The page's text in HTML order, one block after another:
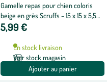
Gamelle repas pour chien coloris
beige en grès Scruffs – 15 x 15 x 5,5
cm
5,99 €
En stock livraison
Voir stock magasin
Ajouter au panier